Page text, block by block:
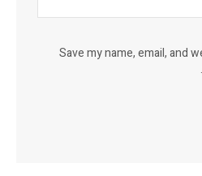
Save my name, email, and